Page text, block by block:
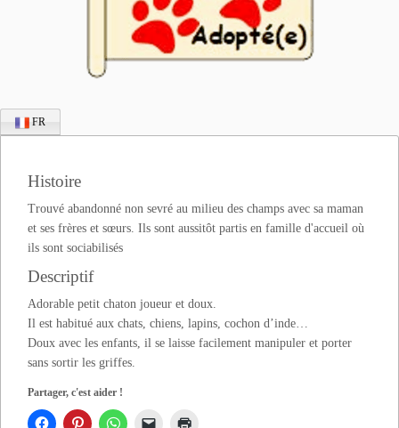
FR
Histoire
Trouvé abandonné non sevré au milieu des champs avec sa maman
et ses frères et sœurs. Ils sont aussitôt partis en famille d'accueil où
ils sont sociabilisés
Descriptif
Adorable petit chaton joueur et doux.
Il est habitué aux chats, chiens, lapins, cochon d’inde…
Doux avec les enfants, il se laisse facilement manipuler et porter
sans sortir les griffes.
Partager, c'est aider !